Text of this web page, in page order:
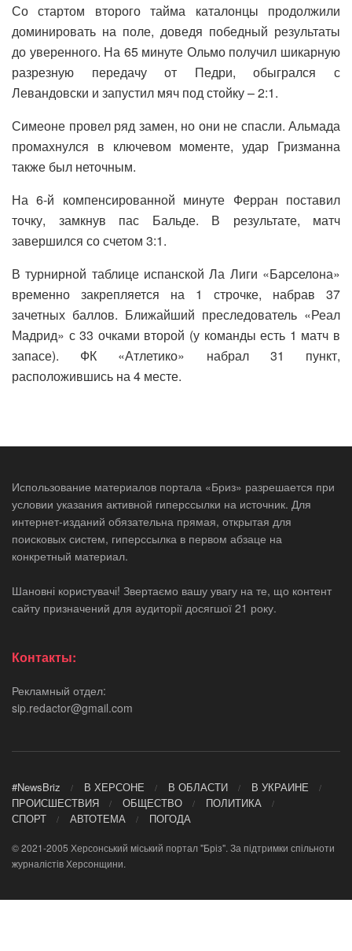
Со стартом второго тайма каталонцы продолжили
доминировать на поле, доведя победный результаты
до уверенного. На 65 минуте Ольмо получил шикарную
разрезную передачу от Педри, обыгрался с
Левандовски и запустил мяч под стойку – 2:1.
Симеоне провел ряд замен, но они не спасли. Альмада
промахнулся в ключевом моменте, удар Гризманна
также был неточным.
На 6-й компенсированной минуте Ферран поставил
точку, замкнув пас Бальде. В результате, матч
завершился со счетом 3:1.
В турнирной таблице испанской Ла Лиги «Барселона»
временно закрепляется на 1 строчке, набрав 37
зачетных баллов. Ближайший преследователь «Реал
Мадрид» с 33 очками второй (у команды есть 1 матч в
запасе). ФК «Атлетико» набрал 31 пункт,
расположившись на 4 месте.
Использование материалов портала «Бриз» разрешается при
условии указания активной гиперссылки на источник. Для
интернет-изданий обязательна прямая, открытая для
поисковых систем, гиперссылка в первом абзаце на
конкретный материал.
Шановні користувачі! Звертаємо вашу увагу на те, що контент
сайту призначений для аудиторії досягшої 21 року.
Контакты:
Рекламный отдел:
sip.redactor@gmail.com
#NewsBriz В ХЕРСОНЕ В ОБЛАСТИ
В УКРАИНЕ
ПРОИСШЕСТВИЯ
ОБЩЕСТВО
ПОЛИТИКА
СПОРТ
АВТОТЕМА ПОГОДА
© 2021-2005 Херсонський міський портал "Бріз". За підтримки спільноти
журналістів Херсонщини.